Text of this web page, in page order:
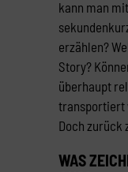
kann man
erzählen?
Story?
überhaupt
transportiert
Doch zurück
WAS